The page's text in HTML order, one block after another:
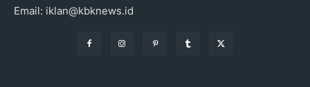
Email: iklan@kbknews.id